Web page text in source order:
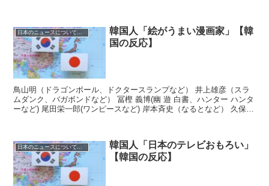
日本のニュースについての反応
韓国人「絵がうまい漫画家」【韓
国の反応】
鳥山明（ドラゴンボール、ドクタースランプなど） 井上雄彦（スラ
ムダンク、バガボンドなど） 冨樫 義博(幽 遊 白書、ハンター ハンタ
ーなど) 尾田栄一郎(ワンピースなど) 岸本斉史（なるとなど） 久保
韓国人「日本のテレビおもろい」
【韓国の反応】